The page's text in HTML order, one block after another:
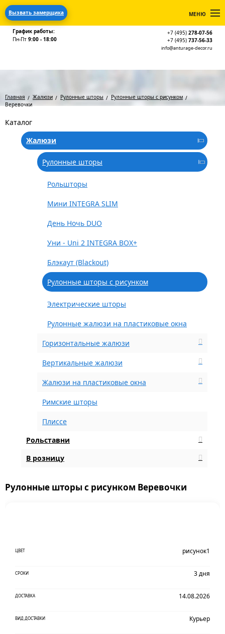
Вызвать замерщика МЕНЮ
График работы:
Пн-Пт 9:00 - 18:00
+7 (495) 278-07-56
+7 (495) 737-56-33
info@anturage-decor.ru
Главная Жалюзи Рулонные шторы
Рулонные шторы с рисунком
Веревочки
Каталог
Жалюзи
Рулонные шторы
Рольшторы
Мини INTEGRA SLIM
День Ночь DUO
Уни - Uni 2 INTEGRA BOX+
Блэкаут (Blackout)
Рулонные шторы с рисунком
Электрические шторы
Рулонные жалюзи на пластиковые окна
Горизонтальные жалюзи
Вертикальные жалюзи
Жалюзи на пластиковые окна
Римские шторы
Плиссе
Рольставни
В розницу
Рулонные шторы с рисунком Веревочки
ЦВЕТ рисунок1
СРОКИ 3 дня
ДОСТАВКА 14.08.2026
ВИД ДОСТАВКИ Курьер